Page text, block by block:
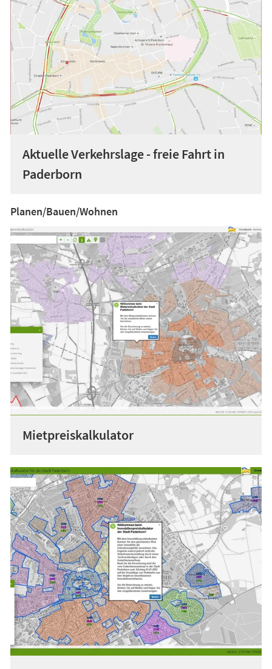
Aktuelle Verkehrslage - freie Fahrt in
Paderborn
Planen/Bauen/Wohnen
Mietpreiskalkulator